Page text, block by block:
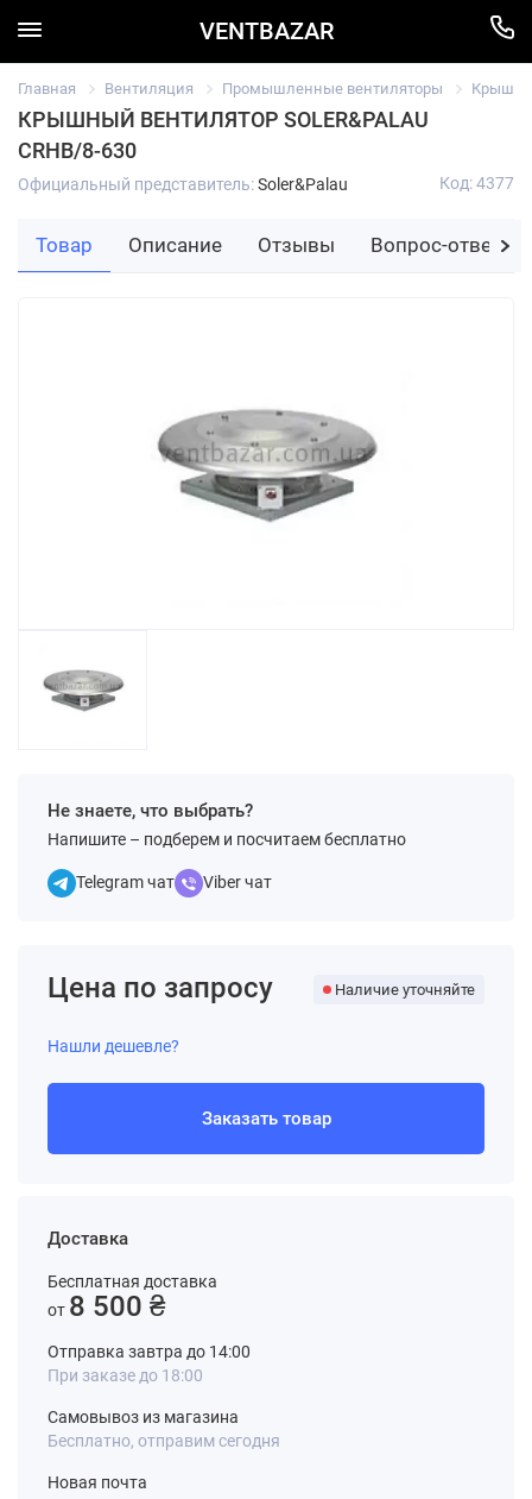
VENTBAZAR
Главная Вентиляция Промышленные вентиляторы
КРЫШНЫЙ ВЕНТИЛЯТОР SOLER&PALAU
CRHB/8-630
Официальный представитель:Soler&Palau Код: 4377
Не знаете, что выбрать?
Напишите – подберем и посчитаем бесплатно
Telegram чат Viber чат
Доставка
Бесплатная доставка
от 8 500 ₴
Отправка завтра до 14:00
При заказе до 18:00
Самовывоз из магазина
Бесплатно, отправим сегодня
Новая почта
Цена по запросу Наличие уточняйте
Нашли дешевле?
Заказать товар
Товар Описание Отзывы Вопрос-ответ